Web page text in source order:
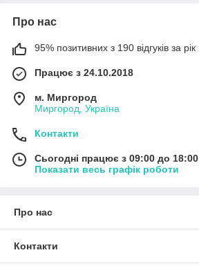
Про нас
95% позитивних з 190 відгуків за рік
Працює з 24.10.2018
м. Миргород
Миргород, Україна
Контакти
Сьогодні працює з 09:00 до 18:00
Показати весь графік роботи
Про нас
Контакти